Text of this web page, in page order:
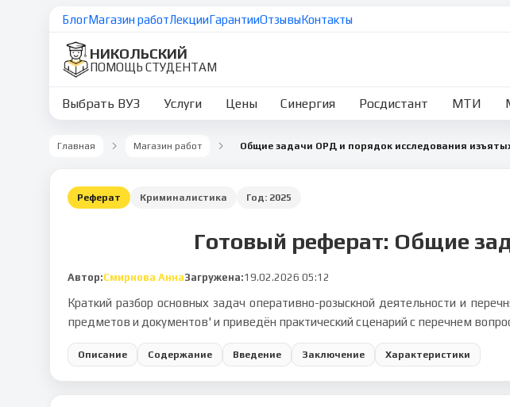
БлогМагазин работЛекцииГарантииОтзывыКонтакты
НИКОЛЬСКИЙ
ПОМОЩЬ СТУДЕНТАМ
Выбрать ВУЗ Услуги Цены Синергия Росдистант МТИ
Главная Магазин работ
Реферат Криминалистика Год: 2025
Готовый реферат: Общие
Автор:Смирнова АннаЗагружена:19.02.2026 05:12
Краткий разбор основных задач оперативно-розыскной деятельности и
предметов и документов' и приведён практический сценарий с перечнем
Описание Содержание Введение Заключение Характеристики